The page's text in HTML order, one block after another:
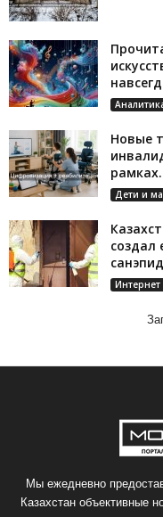
Новые
Дети и
создал
Интернет
Мы ежедневно
Казахстан объективные